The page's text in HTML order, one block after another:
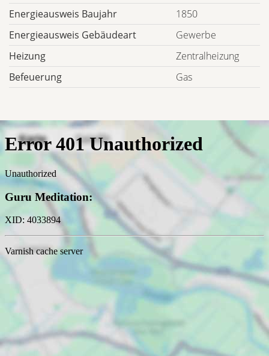
Energieausweis Baujahr
1850
Energieausweis Gebäudeart
Gewerbe
Heizung
Zentralheizung
Befeuerung
Gas